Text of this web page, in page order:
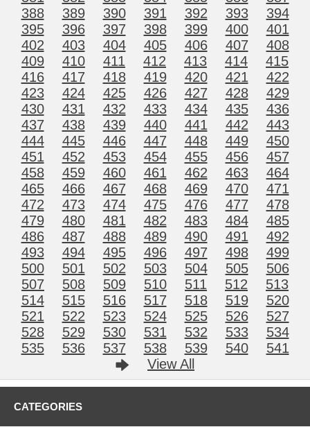
388
389 390 391 392 393
394
395
396 397 398 399 400
401
402
403 404 405 406 407
408
409
410 411 412 413 414
415
416
417 418 419 420 421
422
423
424 425 426 427 428
429
430
431 432 433 434 435
436
437
438 439 440 441 442
443
444
445 446 447 448 449
450
451
452 453 454 455 456
457
458
459 460 461 462 463
464
465
466 467 468 469 470
471
472
473 474 475 476 477
478
479
480 481 482 483 484
485
486
487 488 489 490 491
492
493
494 495 496 497 498
499
500
501 502 503 504 505
506
507
508 509 510 511 512
513
514
515 516 517 518 519
520
521
522 523 524 525 526
527
528
529 530 531 532 533
534
535
536 537 538 539 540
541
View All
CATEGORIES